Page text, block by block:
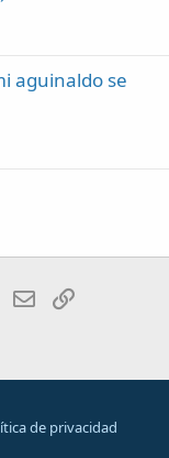
aguinaldo se
WhatsAppCorreo
de privacidad